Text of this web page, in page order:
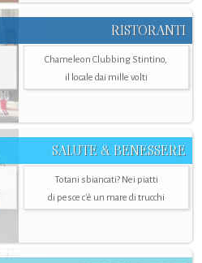
RISTORANTI
Chameleon Clubbing Stintino,
il locale dai mille volti
SALUTE & BENESSERE
Totani sbiancati? Nei piatti
di pesce c'è un mare di trucchi